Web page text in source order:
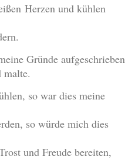
Herzen und kühlen
Gründe aufgeschrieben
so war dies meine
so würde mich dies
und Freude bereiten,